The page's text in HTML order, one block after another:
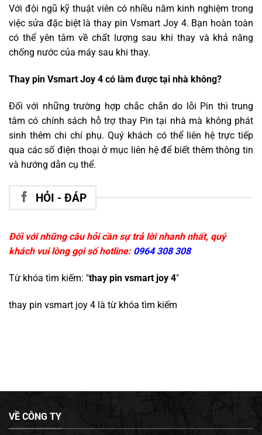
Với đội ngũ kỹ thuật viên có nhiều năm kinh nghiệm trong
việc sửa đặc biệt là thay pin Vsmart Joy 4. Bạn hoàn toàn
có thể yên tâm về chất lượng sau khi thay và khả năng
chống nước của máy sau khi thay.
Thay pin Vsmart Joy 4 có làm được tại nhà không?
Đối với những trường hợp chắc chắn do lỗi Pin thì trung
tâm có chính sách hỗ trợ thay Pin tại nhà mà không phát
sinh thêm chi chí phụ. Quý khách có thể liên hệ trực tiếp
qua các số điện thoại ở mục liên hệ để biết thêm thông tin
và hướng dẫn cụ thể.
HỎI - ĐÁP
Đối với những câu hỏi cần sự trả lời nhanh nhất, quý
khách vui lòng gọi số hotline: 0964 308 308
Từ khóa tìm kiếm: "thay pin vsmart joy 4"
thay pin vsmart joy 4 là từ khóa tìm kiếm
VỀ CÔNG TY